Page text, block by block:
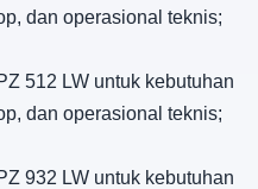
dan operasional teknis;
512 LW untuk kebutuhan
dan operasional teknis;
932 LW untuk kebutuhan